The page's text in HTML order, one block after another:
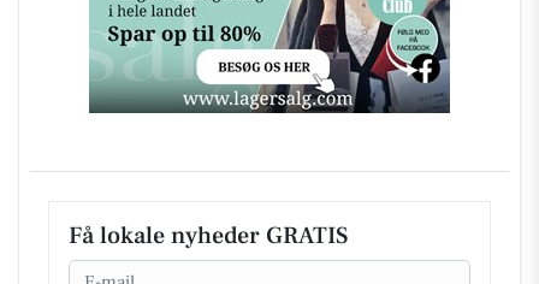
Få lokale nyheder GRATIS
Email